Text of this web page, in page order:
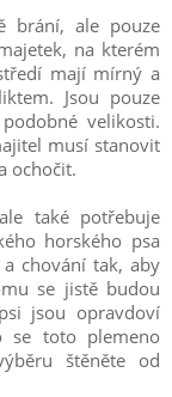
brání, ale pouze
na kterém
mají mírný a
Jsou pouze
velikosti.
musí stanovit
ochočit.
také potřebuje
horského psa
chování tak, aby
se jistě budou
jsou opravdoví
se toto plemeno
štěněte od